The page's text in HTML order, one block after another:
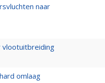
naar
vlootuitbreiding
omlaag